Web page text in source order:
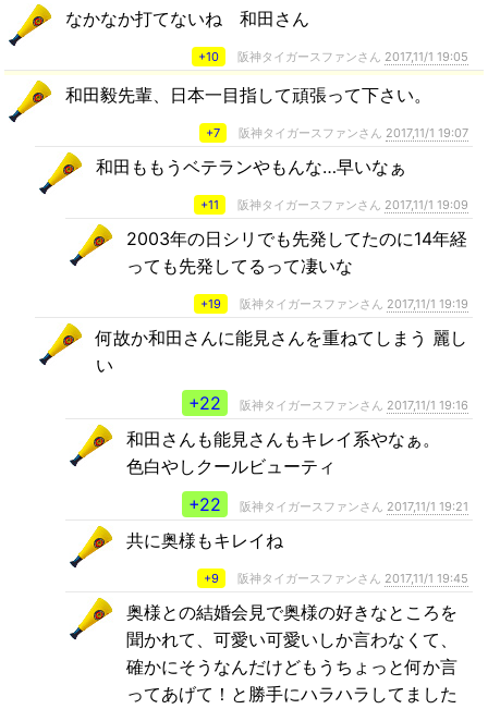
なかなか打てないね 和田さん
+10 阪神タイガースファンさん 2017,11/1 19:05
和田毅先輩、日本一目指して頑張って下さい。
+7 阪神タイガースファンさん 2017,11/1 19:07
和田ももうベテランやもんな…早いなぁ
+11 阪神タイガースファンさん 2017,11/1 19:09
2003年の日シリでも先発してたのに14年経
っても先発してるって凄いな
+19 阪神タイガースファンさん 2017,11/1 19:19
何故か和田さんに能見さんを重ねてしまう 麗し
い
+22
阪神タイガースファンさん 2017,11/1 19:16
和田さんも能見さんもキレイ系やなぁ。
色白やしクールビューティ
+22
阪神タイガースファンさん 2017,11/1 19:21
共に奥様もキレイね
+9 阪神タイガースファンさん 2017,11/1 19:45
奥様との結婚会見で奥様の好きなところを
聞かれて、可愛い可愛いしか言わなくて、
確かにそうなんだけどもうちょっと何か言
ってあげて！と勝手にハラハラしてました